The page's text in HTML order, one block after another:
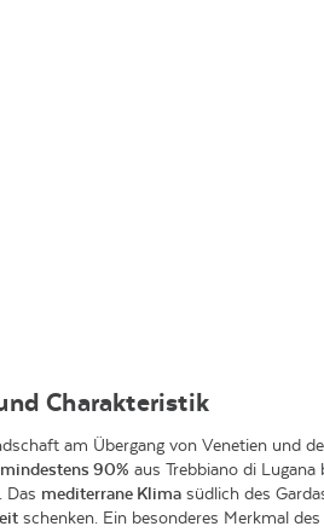
Charakteristik
am Übergang von Venetien und
mindestens 90% aus Trebbiano di
Das mediterrane Klima südlich des
schenken. Ein besonderes Merkmal